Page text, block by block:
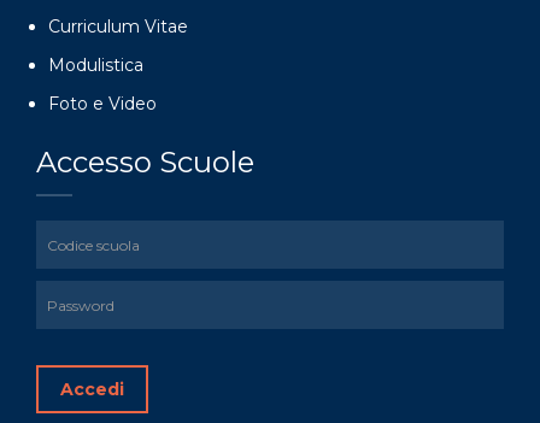
Curriculum Vitae
Modulistica
Foto e Video
Accesso Scuole
Accedi